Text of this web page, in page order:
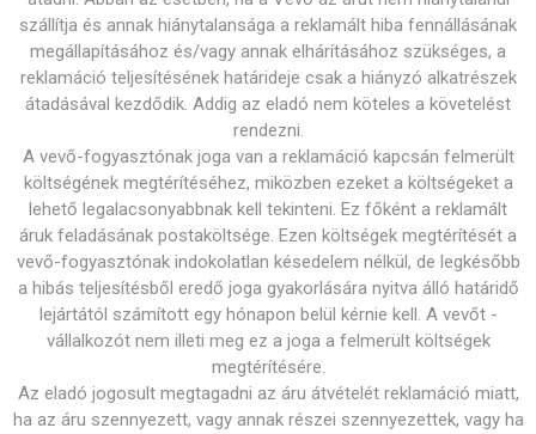
szállítja és annak hiánytalansága a reklamált hiba fennállásának
megállapításához és/vagy annak elhárításához szükséges, a
reklamáció teljesítésének határideje csak a hiányzó alkatrészek
átadásával kezdődik. Addig az eladó nem köteles a követelést
rendezni.
A vevő-fogyasztónak joga van a reklamáció kapcsán felmerült
költségének megtérítéséhez, miközben ezeket a költségeket a
lehető legalacsonyabbnak kell tekinteni. Ez főként a reklamált
áruk feladásának postaköltsége. Ezen költségek megtérítését a
vevő-fogyasztónak indokolatlan késedelem nélkül, de legkésőbb
a hibás teljesítésből eredő joga gyakorlására nyitva álló határidő
lejártától számított egy hónapon belül kérnie kell. A vevőt -
vállalkozót nem illeti meg ez a joga a felmerült költségek
megtérítésére.
Az eladó jogosult megtagadni az áru átvételét reklamáció miatt,
ha az áru szennyezett, vagy annak részei szennyezettek, vagy ha